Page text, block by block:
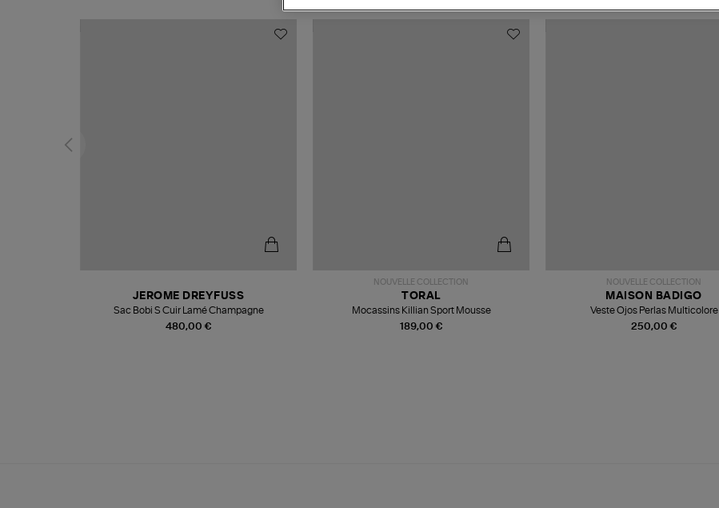
480,00 €
JEROME DREYFUSS
Sac Bobi S Cuir Lamé Champagne
NOUVELLE COLLECTION
189,00 €
TORAL
Mocassins Killian Sport Mousse
NOUVELLE COLLECTION
250,00 €
MAISON BADIGO
Veste Ojos Perlas Multicolore